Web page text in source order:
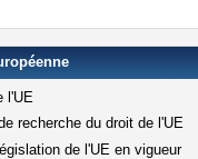
l'UE
externe)
recherche du droit de l'UE
externe)de l'UE en vigueur